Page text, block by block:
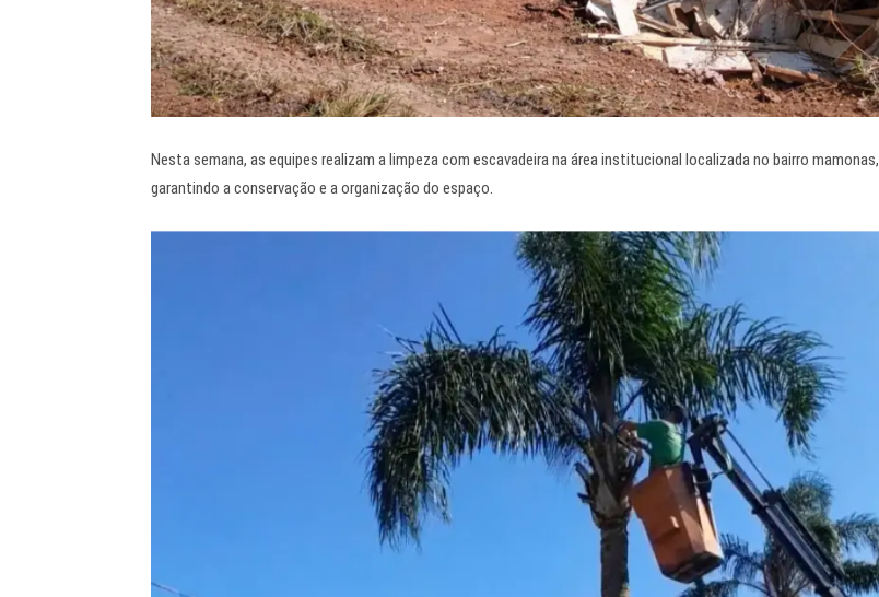
Nesta semana, as equipes realizam a limpeza com escavadeira na área institucional localizada no bairro mamonas,
garantindo a conservação e a organização do espaço.